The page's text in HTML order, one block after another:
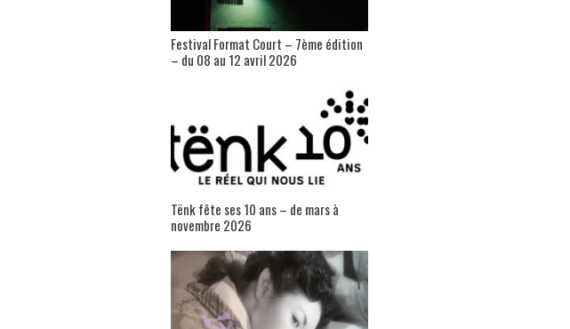
Festival Format Court – 7ème édition
– du 08 au 12 avril 2026
Tënk fête ses 10 ans – de mars à
novembre 2026